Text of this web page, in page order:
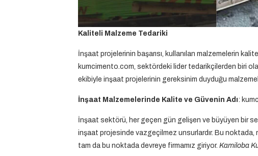
Kaliteli Malzeme Tedariki
İnşaat projelerinin başarısı, kullanılan malzemelerin
kumcimento.com, sektördeki lider tedarikçilerden biri
ekibiyle inşaat projelerinin gereksinim duyduğu
İnşaat Malzemelerinde Kalite ve Güvenin Adı:
İnşaat sektörü, her geçen gün gelişen ve büyüyen bir
inşaat projesinde vazgeçilmez unsurlardır. Bu
tam da bu noktada devreye firmamız giriyor. Kamiloba